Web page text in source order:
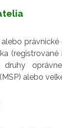
druhy
alebo